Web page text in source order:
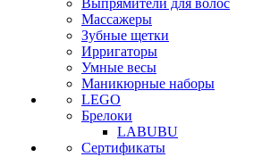
Выпрямители для волос
Массажеры
Зубные щетки
Ирригаторы
Умные весы
Маникюрные наборы
LEGO
Брелоки
LABUBU
Сертификаты